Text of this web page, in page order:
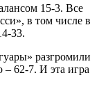
15-3. Все
в том числе в
33.
разгромили
62-7. И эта игра